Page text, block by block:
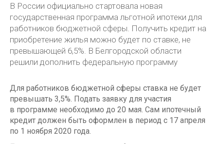
В России официально стартовала новая
государственная программа льготной ипотеки для
работников бюджетной сферы. Получить кредит на
приобретение жилья можно будет по ставке, не
превышающей 6,5%. В Белгородской области
решили дополнить федеральную программу
Для работников бюджетной сферы ставка не будет
превышать 3,5%. Подать заявку для участия
в программе необходимо до 20 мая. Сам ипотечный
кредит должен быть оформлен в период с 17 апреля
по 1 ноября 2020 года.